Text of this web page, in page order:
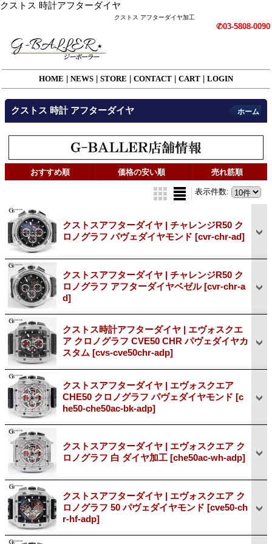
クストス 時計アフターダイヤ
クストス アフターダイヤ加工
✆03-5808-0090
HOME NEWS STORE CONTACT CART LOGIN
クストス 時計 アフターダイヤ ホーム
おすすめ順 価格の安い順 売れ筋順
表示件数:
クストスアフターダイヤ | チャレンジR50 ク
ロノグラフ パヴェダイヤモンド [cvr-chr-ad]
クストスアフターダイヤ | チャレンジR50 ク
ロノグラフ アフターダイヤベゼル[cvr-chr-a
d]
クストス時計アフターダイヤ | エヴォスクエ
ア クロノグラフ CVE50 CHR パヴェダイヤカ
スタム [cvs-cve50chr-adp]
クストスアフターダイヤ | エヴォスクエア
CHE50 クロノグラフ パヴェダイヤモンド [c
he50-che50ac-bk-adp]
クストスアフターダイヤ | エヴォスクエア ク
ロノグラフ 白 ダイヤ加工 [che50ac-wh-adp]
クストスアフターダイヤ | エヴォスクエア ク
ロノグラフ 50 パヴェダイヤモンド [cve50-ch
r-hf-adp]